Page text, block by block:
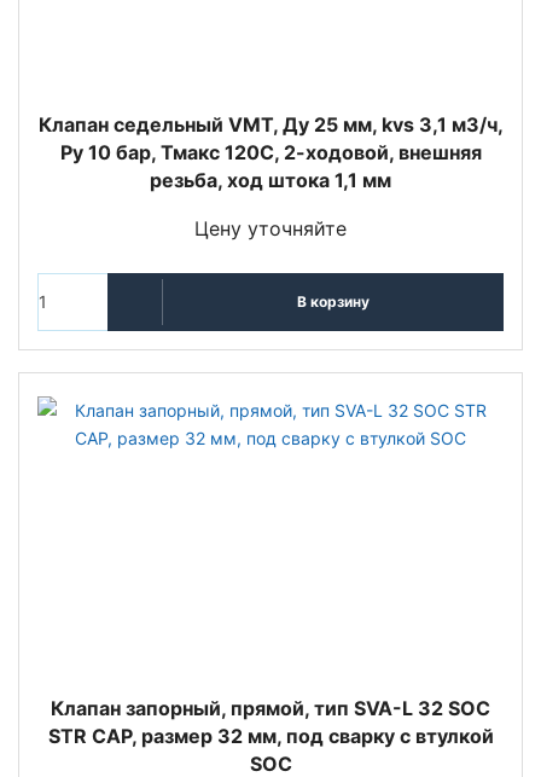
Клапан седельный VMT, Ду 25 мм, kvs 3,1 м3/ч,
Py 10 бар, Тмакс 120С, 2-ходовой, внешняя
резьба, ход штока 1,1 мм
Цену уточняйте
В корзину
Клапан запорный, прямой, тип SVA-L 32 SOC
STR CAP, размер 32 мм, под сварку с втулкой
SOC